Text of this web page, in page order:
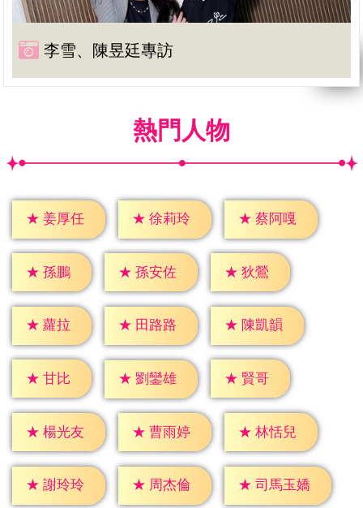
李雪、陳昱廷專訪
熱門人物
★ 姜厚任 ★ 徐莉玲 ★ 蔡阿嘎
★ 孫鵬 ★ 孫安佐 ★ 狄鶯
★ 蘿拉 ★ 田路路 ★ 陳凱韻
★ 甘比 ★ 劉鑾雄 ★ 賢哥
★ 楊光友 ★ 曹雨婷 ★ 林恬兒
★ 謝玲玲 ★ 周杰倫 ★ 司馬玉嬌